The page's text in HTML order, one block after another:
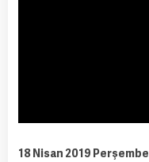
18 Nisan 2019 Perşembe